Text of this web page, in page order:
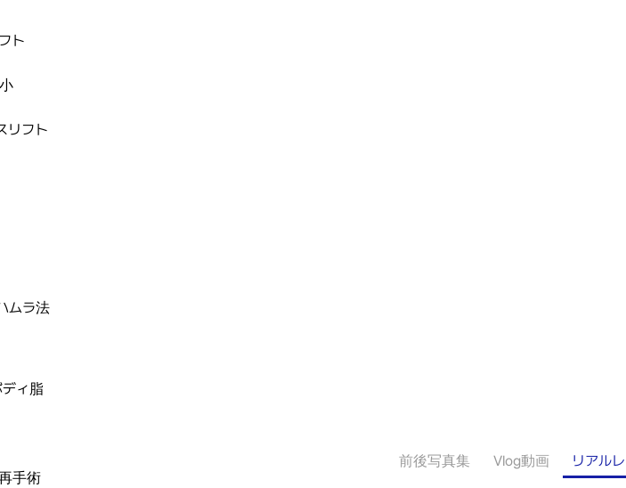
ト
リフト
ムラ法
ィ脂
手術
前後写真集 Vlog動画 リアル